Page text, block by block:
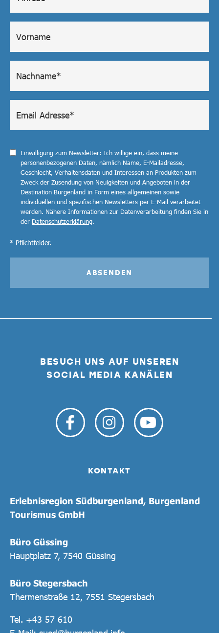
BESUCH UNS AUF UNSEREN
SOCIAL MEDIA KANÄLEN
KONTAKT
Erlebnisregion Südburgenland, Burgenland
Tourismus GmbH
Büro Güssing
Hauptplatz 7, 7540 Güssing
Büro Stegersbach
Thermenstraße 12, 7551 Stegersbach
Tel. +43 57 610
Einwilligung zum Newsletter: Ich willige ein, dass meine
personenbezogenen Daten, nämlich Name, E-Mailadresse,
Geschlecht, Verhaltensdaten und Interessen an Produkten zum
Zweck der Zusendung von Neuigkeiten und Angeboten in der
Destination Burgenland in Form eines allgemeinen sowie
individuellen und spezifischen Newsletters per E-Mail verarbeitet
werden. Nähere Informationen zur Datenverarbeitung finden Sie in
der Datenschutzerklärung.
* Pflichtfelder.
ABSENDEN